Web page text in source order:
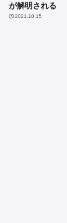
が解明される
2021.10.15